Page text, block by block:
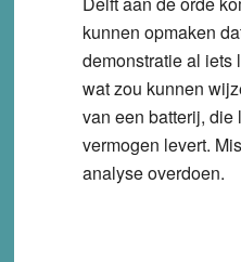
kunnen opmaken
demonstratie al iets
wat zou kunnen
van een batterij, die
vermogen levert.
analyse overdoen.